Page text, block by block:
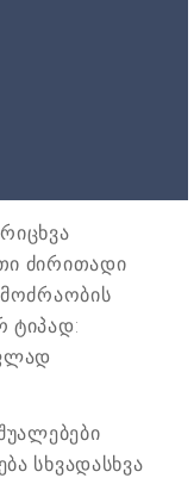
ძირითადი
ტიპად:
სხვადასხვა